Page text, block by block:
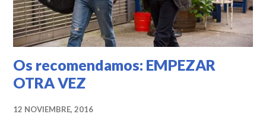
Os recomendamos: EMPEZAR
OTRA VEZ
12 NOVIEMBRE, 2016